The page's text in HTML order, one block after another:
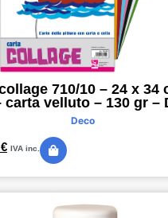
710/10 – 24 x 34
carta velluto – 130 gr –
Deco
€ IVA inc.